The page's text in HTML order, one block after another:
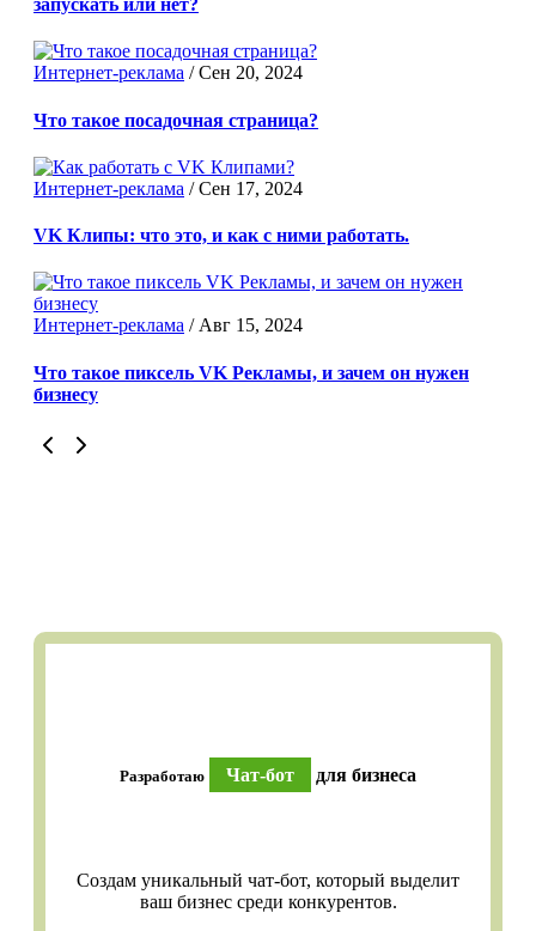
запускать или нет?
Интернет-реклама /Сен 20, 2024
Что такое посадочная страница?
Интернет-реклама /Сен 17, 2024
VK Клипы: что это, и как с ними работать.
Интернет-реклама /Авг 15, 2024
Что такое пиксель VK Рекламы, и зачем он нужен
бизнесу
Разработаю Чат-бот для бизнеса
Создам уникальный чат-бот, который выделит
ваш бизнес среди конкурентов.